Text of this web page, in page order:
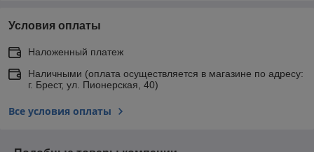
Условия оплаты
Наложенный платеж
Наличными (оплата осуществляется в магазине по адресу:
г. Брест, ул. Пионерская, 40)
Все условия оплаты